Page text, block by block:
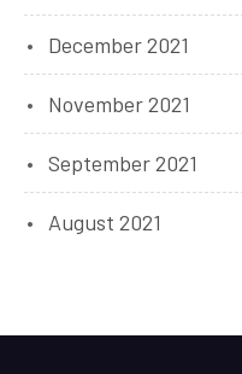
December 2021
November 2021
September 2021
August 2021